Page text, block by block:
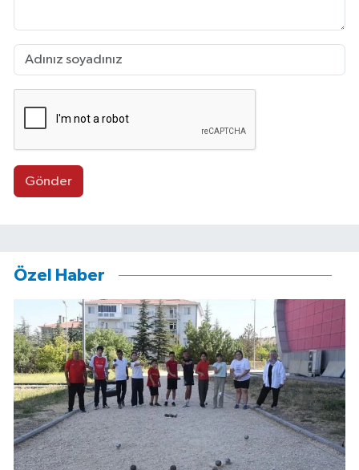
Gönder
Özel Haber